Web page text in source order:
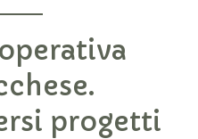
progetti